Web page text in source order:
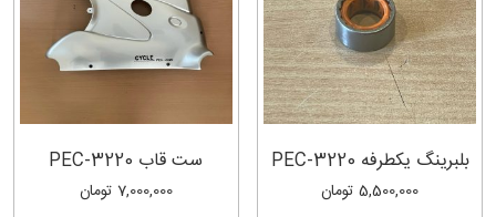
بلبرینگ یکطرفه PEC-3220
5,500,000 تومان
ست قاب PEC-3220
7,000,000 تومان